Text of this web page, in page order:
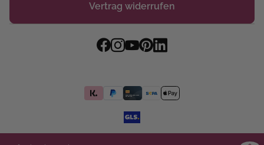
Vertrag widerrufen